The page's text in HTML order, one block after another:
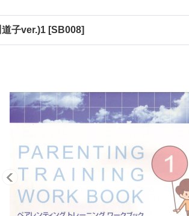
子ver.)1 [SB008]